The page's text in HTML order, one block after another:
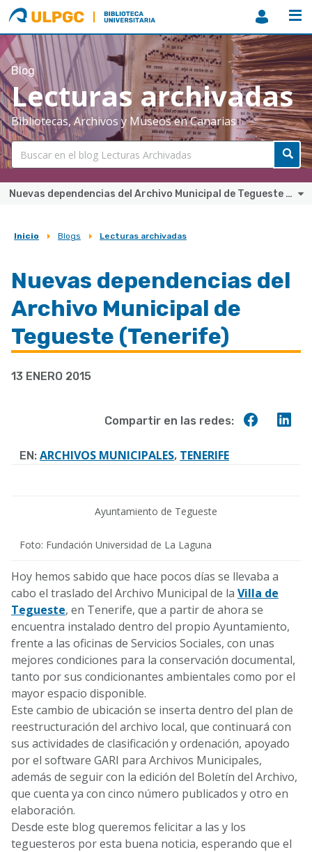
ULPGC
Biblioteca
ULPGC
Blog
Lecturas archivadas
Bibliotecas, Archivos y Museos en Canarias
Nuevas dependencias del Archivo Municipal de Tegueste (Tenerife)
Sobrescribir
de
ayuda
a
la
navegación
Inicio Blogs Lecturas archivadas
Nuevas dependencias del
Archivo Municipal de
Tegueste (Tenerife)
13 ENERO 2015
Compartir en las redes:
EN: ARCHIVOS MUNICIPALES, TENERIFE
Ayuntamiento de Tegueste
Foto: Fundación Universidad de La Laguna
Hoy hemos sabido que hace pocos días se llevaba a
cabo el traslado del Archivo Municipal de la Villa de
Tegueste, en Tenerife, que a partir de ahora se
encuentra instalado dentro del propio Ayuntamiento,
frente a las oficinas de Servicios Sociales, con unas
mejores condiciones para la conservación documental,
tanto por sus condicionantes ambientales como por el
mayor espacio disponible.
Este cambio de ubicación se inserta dentro del plan de
reestructuración del archivo local, que continuará con
sus actividades de clasificación y ordenación, apoyado
por el software GARI para Archivos Municipales,
además de seguir con la edición del Boletín del Archivo,
que cuenta ya con cinco número publicados y otro en
elaboración.
Desde este blog queremos felicitar a las y los
teguesteros por esta buena noticia, esperando que el